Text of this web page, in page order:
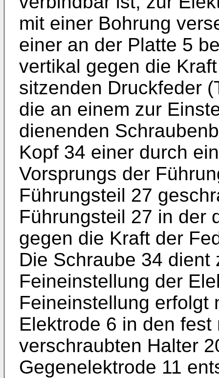
mit einer Bohrung
einer an der Platte 5
vertikal gegen die
sitzenden Druckfeder
die an einem zur
dienenden
Kopf 34 einer durch
Vorsprungs der
Führungsteil 27
Führungsteil 27 in der
gegen die Kraft der
Die Schraube 34 dient
Feineinstellung der
Feineinstellung erfolgt
Elektrode 6 in den
verschraubten Halter
Gegenelektrode 11